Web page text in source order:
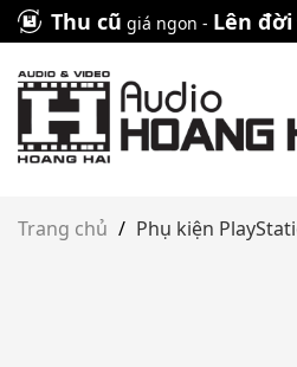
Skip
to
content
Thu cũ giá ngon - Lên đời
Trang chủ / Phụ kiện